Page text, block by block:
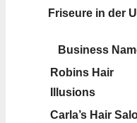
Friseure in der
Business
Robins Hair
Illusions
Carla’s Hair